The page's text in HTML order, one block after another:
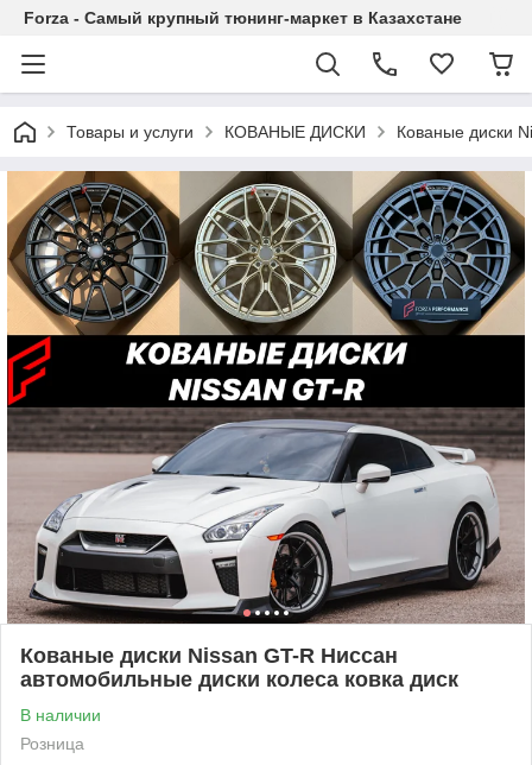
Forza - Самый крупный тюнинг-маркет в Казахстане
Товары и услуги КОВАНЫЕ ДИСКИ Кованые диски
Кованые диски Nissan GT-R Ниссан
автомобильные диски колеса ковка диск
В наличии
Розница